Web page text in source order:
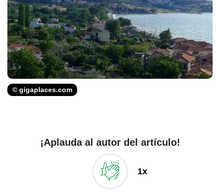
© gigaplaces.com
¡Aplauda al autor del artículo!
1x